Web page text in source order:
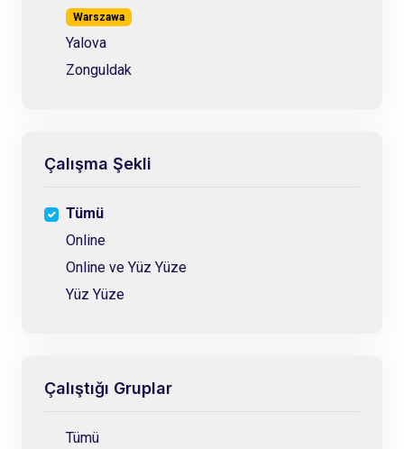
Warszawa
Yalova
Zonguldak
Çalışma Şekli
Tümü
Online
Online ve Yüz Yüze
Yüz Yüze
Çalıştığı Gruplar
Tümü